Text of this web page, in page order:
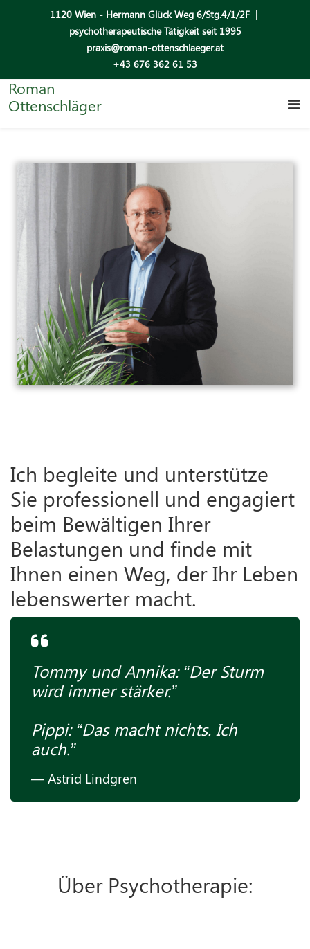
1120 Wien - Hermann Glück Weg 6/Stg.4/1/2F |
psychotherapeutische Tätigkeit seit 1995
praxis@roman-ottenschlaeger.at
+43 676 362 61 53
Roman
Ottenschläger
Something Know
About Me
Ich begleite und unterstütze
Sie professionell und engagiert
beim Bewältigen Ihrer
Belastungen und finde mit
Ihnen einen Weg, der Ihr Leben
lebenswerter macht.
Tommy und Annika: “Der Sturm
wird immer stärker.”
Pippi: “Das macht nichts. Ich
auch.”
Astrid Lindgren
Über Psychotherapie: